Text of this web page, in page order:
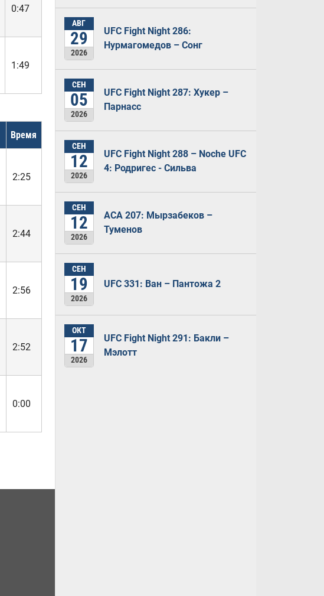
0:47
1:49
Время
2:25
2:44
2:56
2:52
0:00
АВГ
29
2026
UFC Fight Night 286:
Нурмагомедов – Сонг
СЕН
05
2026
UFC Fight Night 287: Хукер –
Парнасс
СЕН
12
2026
UFC Fight Night 288 – Noche UFC
4: Родригес - Сильва
СЕН
12
2026
ACA 207: Мырзабеков –
Туменов
СЕН
19
2026
UFC 331: Ван – Пантожа 2
ОКТ
17
2026
UFC Fight Night 291: Бакли –
Мэлотт